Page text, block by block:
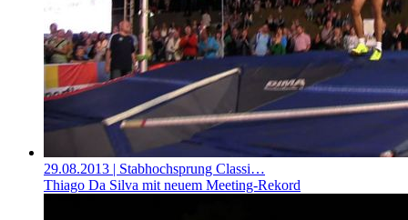
29.08.2013 | Stabhochsprung Classi…
Thiago Da Silva mit neuem Meeting-Rekord